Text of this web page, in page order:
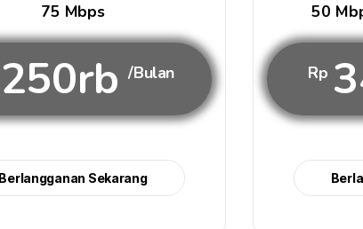
75 Mbps
250rb /Bulan
Berlangganan Sekarang
50
Rp